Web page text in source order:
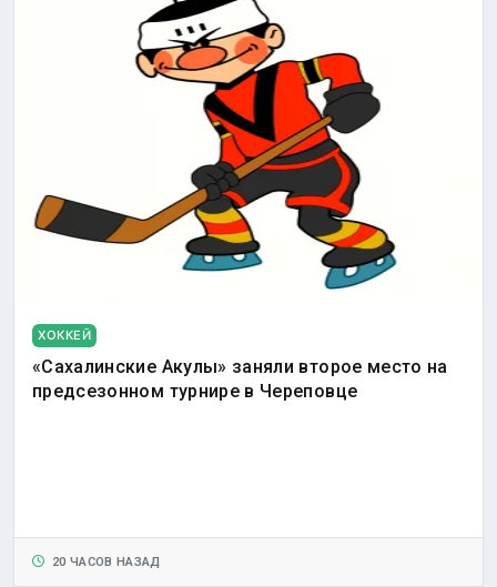
ХОККЕЙ
«Сахалинские Акулы» заняли второе место на
предсезонном турнире в Череповце
20 ЧАСОВ НАЗАД